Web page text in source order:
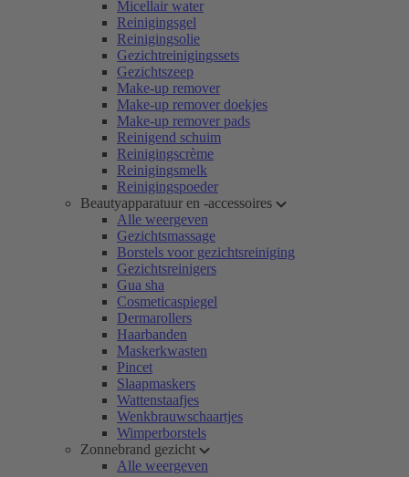
Micellair water
Reinigingsgel
Reinigingsolie
Gezichtreinigingssets
Gezichtszeep
Make-up remover
Make-up remover doekjes
Make-up remover pads
Reinigend schuim
Reinigingscrème
Reinigingsmelk
Reinigingspoeder
Beautyapparatuur en -accessoires
Alle weergeven
Gezichtsmassage
Borstels voor gezichtsreiniging
Gezichtsreinigers
Gua sha
Cosmeticaspiegel
Dermarollers
Haarbanden
Maskerkwasten
Pincet
Slaapmaskers
Wattenstaafjes
Wenkbrauwschaartjes
Wimperborstels
Zonnebrand gezicht
Alle weergeven